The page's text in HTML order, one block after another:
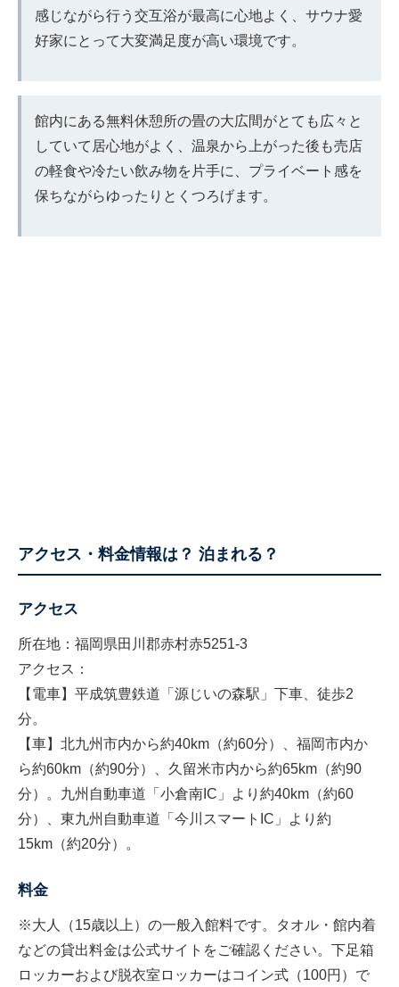
感じながら行う交互浴が最高に心地よく、サウナ愛
好家にとって大変満足度が高い環境です。
館内にある無料休憩所の畳の大広間がとても広々と
していて居心地がよく、温泉から上がった後も売店
の軽食や冷たい飲み物を片手に、プライベート感を
保ちながらゆったりとくつろげます。
アクセス・料金情報は？ 泊まれる？
アクセス
所在地：福岡県田川郡赤村赤5251-3
アクセス：
【電車】平成筑豊鉄道「源じいの森駅」下車、徒歩2
分。
【車】北九州市内から約40km（約60分）、福岡市内か
ら約60km（約90分）、久留米市内から約65km（約90
分）。九州自動車道「小倉南IC」より約40km（約60
分）、東九州自動車道「今川スマートIC」より約
15km（約20分）。
料金
※大人（15歳以上）の一般入館料です。タオル・館内着
などの貸出料金は公式サイトをご確認ください。下足箱
ロッカーおよび脱衣室ロッカーはコイン式（100円）で